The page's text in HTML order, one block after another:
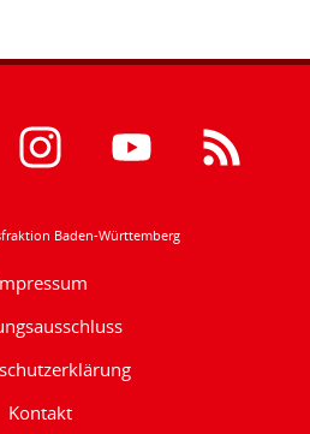
Baden-Württemberg
Kontakt